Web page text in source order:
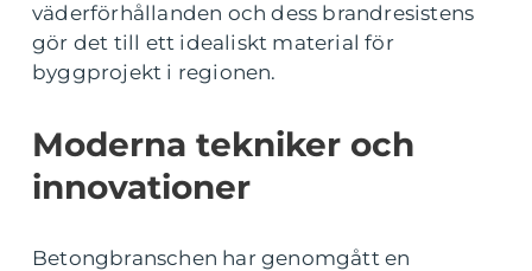
väderförhållanden och dess brandresistens
gör det till ett idealiskt material för
byggprojekt i regionen.
Moderna tekniker och
innovationer
Betongbranschen har genomgått en